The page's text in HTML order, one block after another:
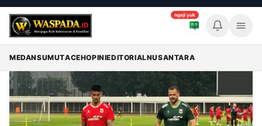
ngaji yuk
MEDANSUMUTACEHOPINIEDITORIALNUSANTARA
Breaking News
Memuat breaking news...